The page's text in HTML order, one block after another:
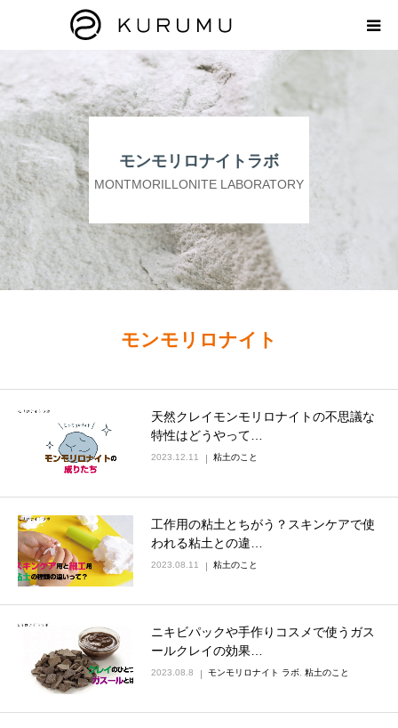
モンモリロナイトラボ
MONTMORILLONITE LABORATORY
モンモリロナイト
天然クレイモンモリロナイトの不思議な
特性はどうやって…
2023.12.11 粘土のこと
工作用の粘土とちがう？スキンケアで使
われる粘土との違…
2023.08.11 粘土のこと
ニキビパックや手作りコスメで使うガス
ールクレイの効果…
2023.08.8 モンモリロナイト ラボ 粘土のこと
HOME
ABOUT
プロダクト
モンモリロナイトラボ
お知らせ